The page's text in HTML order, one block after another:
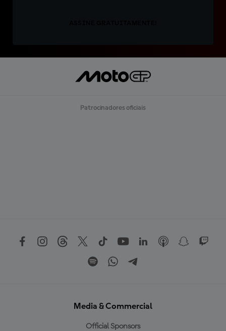
Patrocinadores oficiais
Media & Commercial
Official Sponsors